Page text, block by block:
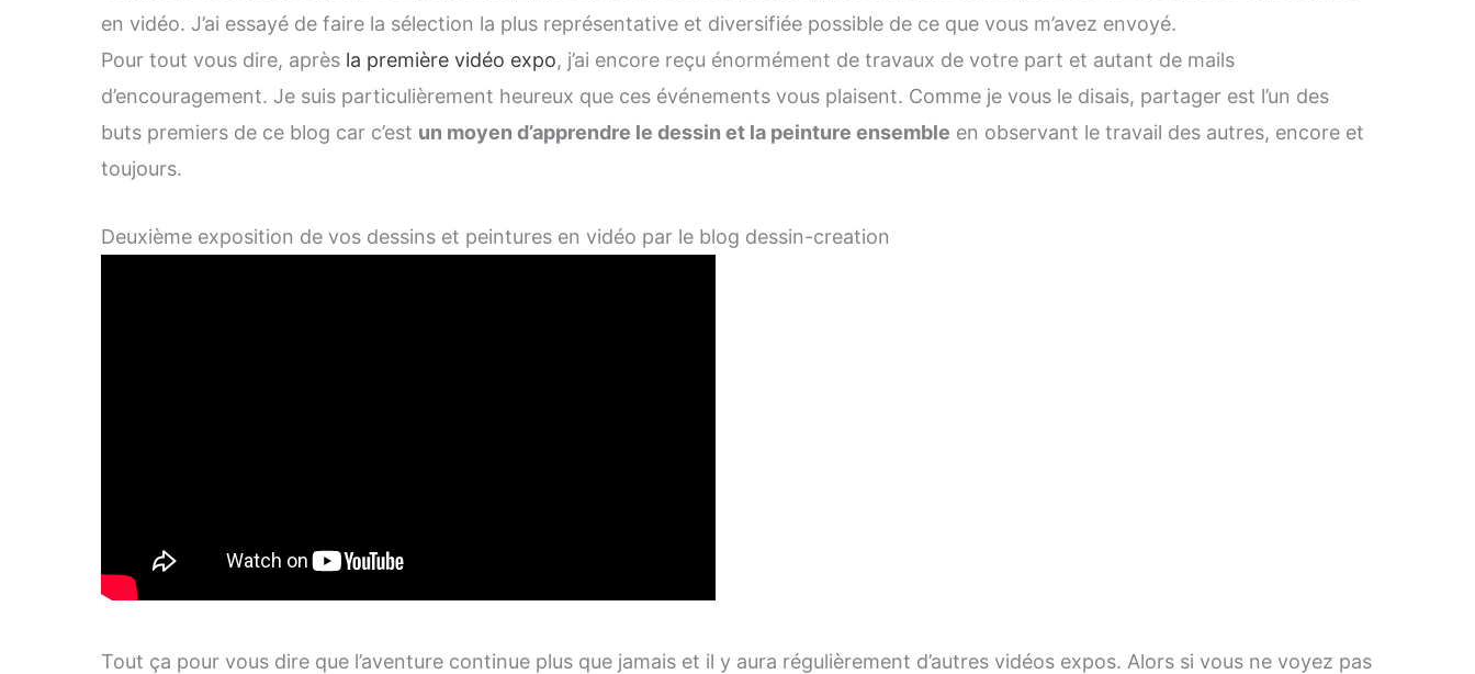
en vidéo. J’ai essayé de faire la sélection la plus représentative et diversifiée possible de ce que vous m’avez envoyé.
Pour tout vous dire, après la première vidéo expo, j’ai encore reçu énormément de travaux de votre part et autant de mails
d’encouragement. Je suis particulièrement heureux que ces événements vous plaisent. Comme je vous le disais, partager est l’un des
buts premiers de ce blog car c’est un moyen d’apprendre le dessin et la peinture ensemble en observant le travail des autres, encore et
toujours.
Deuxième exposition de vos dessins et peintures en vidéo par le blog dessin-creation
Tout ça pour vous dire que l’aventure continue plus que jamais et il y aura régulièrement d’autres vidéos expos. Alors si vous ne voyez pas